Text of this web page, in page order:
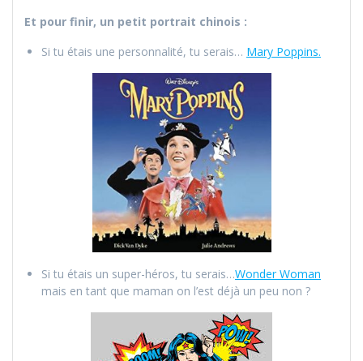
Et pour finir, un petit portrait chinois :
Si tu étais une personnalité, tu serais… Mary Poppins.
Si tu étais un super-héros, tu serais…Wonder Woman
mais en tant que maman on l’est déjà un peu non ?